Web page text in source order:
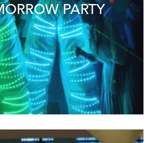
PARTY